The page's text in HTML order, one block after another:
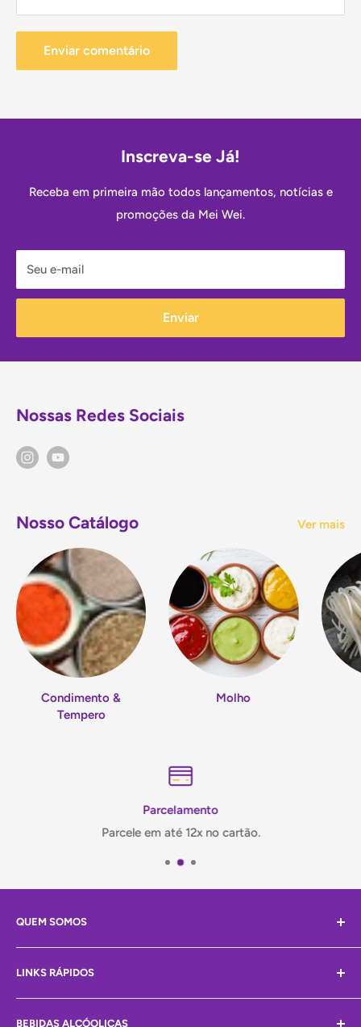
Enviar comentário
Inscreva-se Já!
Receba em primeira mão todos lançamentos, notícias e
promoções da Mei Wei.
Seu e-mail
Enviar
Nossas Redes Sociais
Nosso Catálogo Ver mais
Condimento &
Tempero
Molho
Parcelamento
Parcele em até 12x no cartão.
QUEM SOMOS
produtos orientais.
Atuamos há vários anos no mercado alimentício e
sempre proporcionando a melhor experiencia em
LINKS RÁPIDOS
Home
BEBIDAS ALCÓOLICAS